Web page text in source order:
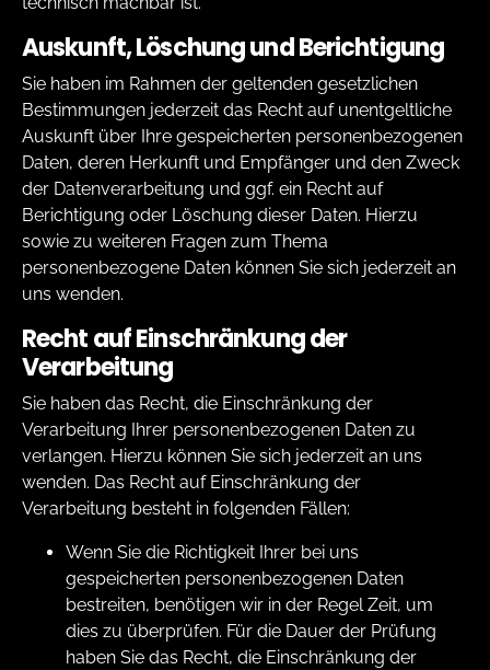
Auskunft, Löschung und Berichtigung
Sie haben im Rahmen der geltenden gesetzlichen
Bestimmungen jederzeit das Recht auf unentgeltliche
Auskunft über Ihre gespeicherten personenbezogenen
Daten, deren Herkunft und Empfänger und den Zweck
der Datenverarbeitung und ggf. ein Recht auf
Berichtigung oder Löschung dieser Daten. Hierzu
sowie zu weiteren Fragen zum Thema
personenbezogene Daten können Sie sich jederzeit an
uns wenden.
Recht auf Einschränkung der
Verarbeitung
Sie haben das Recht, die Einschränkung der
Verarbeitung Ihrer personenbezogenen Daten zu
verlangen. Hierzu können Sie sich jederzeit an uns
wenden. Das Recht auf Einschränkung der
Verarbeitung besteht in folgenden Fällen:
Wenn Sie die Richtigkeit Ihrer bei uns
gespeicherten personenbezogenen Daten
bestreiten, benötigen wir in der Regel Zeit, um
dies zu überprüfen. Für die Dauer der Prüfung
haben Sie das Recht, die Einschränkung der